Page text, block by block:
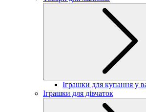
Іграшки для купання у
Іграшки для дівчаток